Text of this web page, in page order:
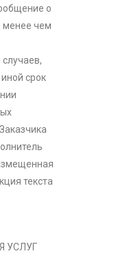
о
менее чем
срок
текста
УСЛУГ